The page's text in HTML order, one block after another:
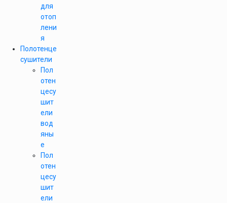
для
отоп
лени
я
Полотенце
сушители
Пол
отен
цесу
шит
ели
вод
яны
е
Пол
отен
цесу
шит
ели